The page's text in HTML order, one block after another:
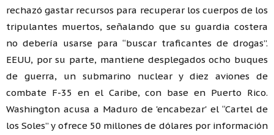
rechazó gastar recursos para recuperar los cuerpos de los
tripulantes muertos, señalando que su guardia costera
no debería usarse para “buscar traficantes de drogas”.
EEUU, por su parte, mantiene desplegados ocho buques
de guerra, un submarino nuclear y diez aviones de
combate F-35 en el Caribe, con base en Puerto Rico.
Washington acusa a Maduro de 'encabezar' el “Cartel de
los Soles” y ofrece 50 millones de dólares por información